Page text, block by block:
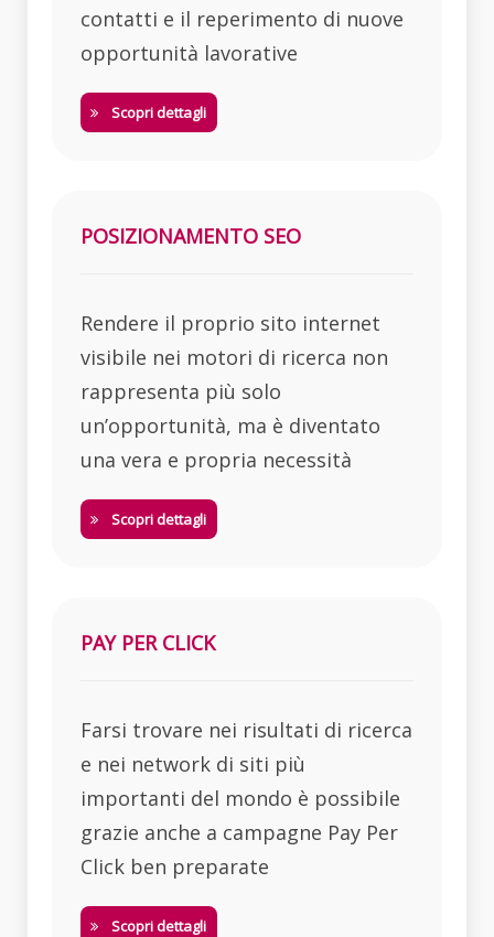
contatti e il reperimento di nuove
opportunità lavorative
Scopri dettagli
POSIZIONAMENTO SEO
Rendere il proprio sito internet
visibile nei motori di ricerca non
rappresenta più solo
un’opportunità, ma è diventato
una vera e propria necessità
Scopri dettagli
PAY PER CLICK
Farsi trovare nei risultati di ricerca
e nei network di siti più
importanti del mondo è possibile
grazie anche a campagne Pay Per
Click ben preparate
Scopri dettagli